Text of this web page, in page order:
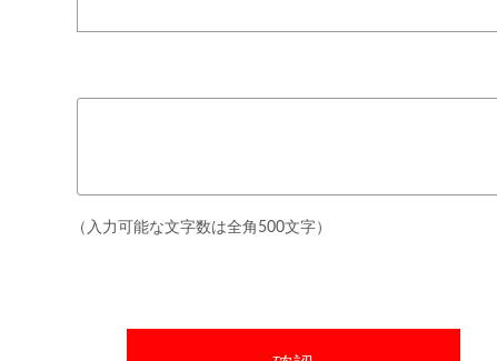
（入力可能な文字数は全角500文字）